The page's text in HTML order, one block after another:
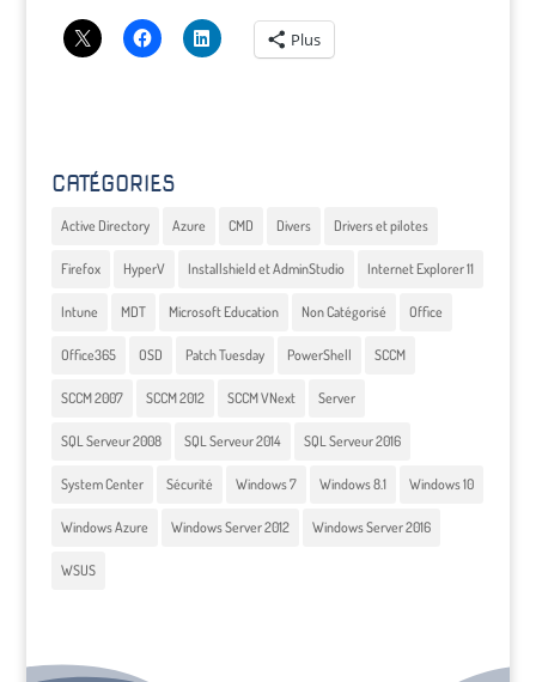
Plus
CATÉGORIES
Active Directory Azure CMD Divers Drivers et pilotes
Firefox HyperV Installshield et AdminStudio Internet Explorer 11
Intune MDT Microsoft Education Non Catégorisé Office
Office365 OSD Patch Tuesday PowerShell SCCM
SCCM 2007 SCCM 2012 SCCM VNext Server
SQL Serveur 2008 SQL Serveur 2014 SQL Serveur 2016
System Center Sécurité Windows 7 Windows 8.1 Windows 10
Windows Azure Windows Server 2012 Windows Server 2016
WSUS